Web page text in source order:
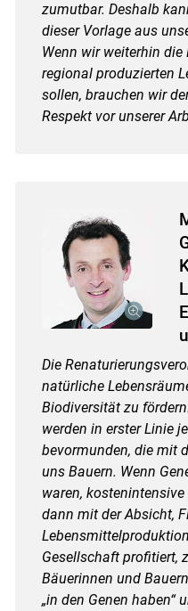
zumutbar. Deshalb
dieser Vorlage aus
Wenn wir weiterhin
regional produzierten
sollen, brauchen wir
Respekt vor unserer
Die
natürliche
Biodiversität zu
werden in erster Linie
bevormunden, die mit
uns Bauern. Wenn
waren,
dann mit der Absicht,
Gesellschaft profitiert,
Bäuerinnen und
„in den Genen haben“